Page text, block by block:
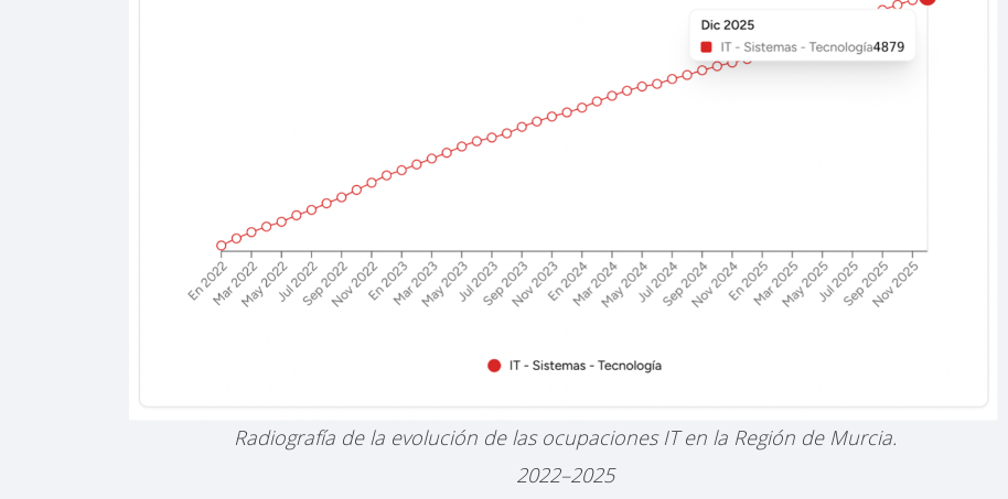
Radiografía de la evolución de las ocupaciones IT en la Región de Murcia.
2022–2025